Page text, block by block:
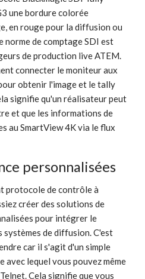
une bordure colorée
en rouge pour la diffusion ou
norme de comptage SDI est
de production live ATEM.
connecter le moniteur aux
obtenir l'image et le tally
signifie qu'un réalisateur peut
et que les informations de
au SmartView 4K via le flux
personnalisées
protocole de contrôle à
créer des solutions de
pour intégrer le
systèmes de diffusion. C'est
car il s'agit d'un simple
lequel vous pouvez même
Cela signifie que vous